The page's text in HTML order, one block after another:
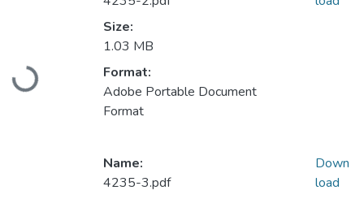
Loading...
Size:
1.03 MB
Format:
Adobe Portable Document
Format
Name:
4235-3.pdf
Down
load